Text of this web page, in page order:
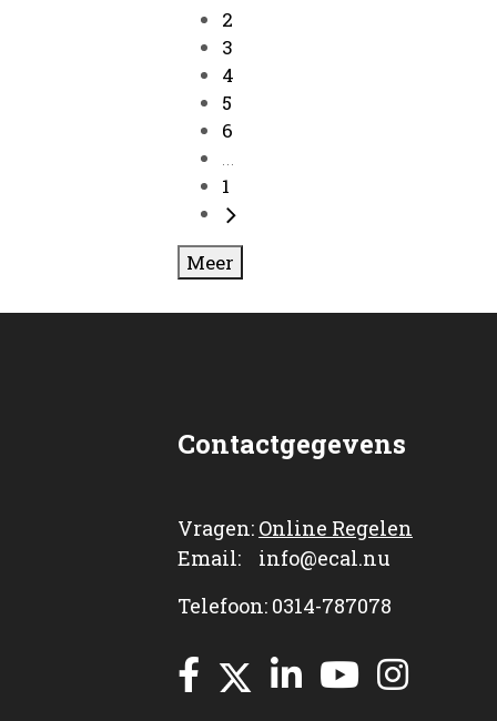
2
3
4
5
6
...
1
Meer
Contactgegevens
Vragen: Online Regelen
Email: info@ecal.nu
Telefoon: 0314-787078